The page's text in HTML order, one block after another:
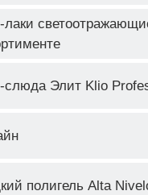
лаки
слюда Элит Klio
полигель Alta